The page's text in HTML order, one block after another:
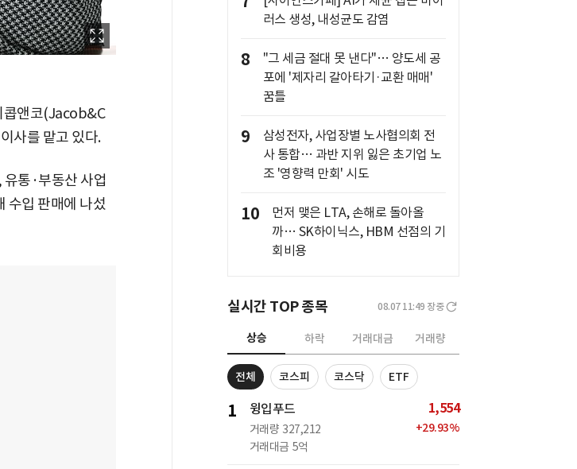
콥앤코(Jacob&C
사를 맡고 있다.
통·부동산 사업
수입 판매에 나섰
러스 생성, 내성균도 감염
8
"그 세금 절대 못 낸다"… 양도세 공
포에 '제자리 갈아타기·교환 매매'
꿈틀
9
삼성전자, 사업장별 노사협의회 전
사 통합… 과반 지위 잃은 초기업 노
조 '영향력 만회' 시도
10
먼저 맺은 LTA, 손해로 돌아올
까… SK하이닉스, HBM 선점의 기
회비용
실시간 TOP 종목 08.07 11:49 장중
상승 하락 거래대금 거래량
전체 코스피 코스닥 ETF
1 윙입푸드
거래량 327,212
거래대금 5억
1,554
+29.93%